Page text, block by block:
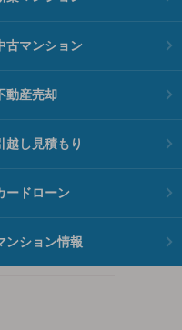
古マンション
動産売却
越し見積もり
ードローン
ンション情報